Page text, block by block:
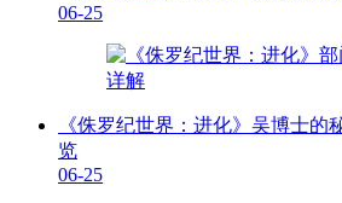
06-25
《侏罗纪世界：进化》吴博士的
览
06-25